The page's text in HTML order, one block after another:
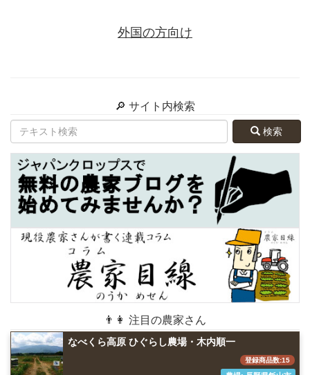
外国の方向け
🔎 サイト内検索
検索
👨👩 注目の農家さん
なべくら高原 ひぐらし農場・木内順一
登録商品数:15